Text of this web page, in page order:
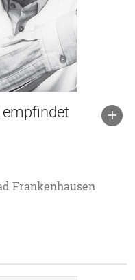
empfindet
Frankenhausen